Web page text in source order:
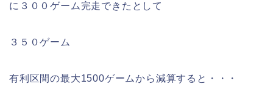
に３００ゲーム完走できたとして
３５０ゲーム
有利区間の最大1500ゲームから減算すると・・・